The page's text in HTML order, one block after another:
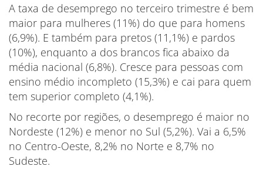
A taxa de desemprego no terceiro trimestre é bem
maior para mulheres (11%) do que para homens
(6,9%). E também para pretos (11,1%) e pardos
(10%), enquanto a dos brancos fica abaixo da
média nacional (6,8%). Cresce para pessoas com
ensino médio incompleto (15,3%) e cai para quem
tem superior completo (4,1%).
No recorte por regiões, o desemprego é maior no
Nordeste (12%) e menor no Sul (5,2%). Vai a 6,5%
no Centro-Oeste, 8,2% no Norte e 8,7% no
Sudeste.